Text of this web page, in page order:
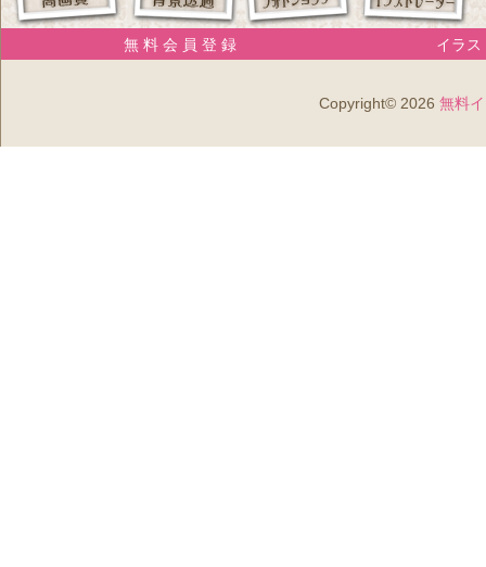
無 料 会 員 登 録 イラス
Copyright© 2026 無料